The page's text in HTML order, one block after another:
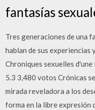
fantasías
Tres generaciones de una
hablan de sus
Chroniques sexuelles
5.3 3,480 votos Crónicas
mirada reveladora a los
forma en la libre expresión